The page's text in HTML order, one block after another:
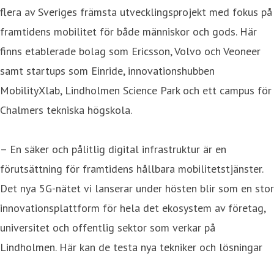
flera av Sveriges främsta utvecklingsprojekt med fokus på
framtidens mobilitet för både människor och gods. Här
finns etablerade bolag som Ericsson, Volvo och Veoneer
samt startups som Einride, innovationshubben
MobilityXlab, Lindholmen Science Park och ett campus för
Chalmers tekniska högskola.
– En säker och pålitlig digital infrastruktur är en
förutsättning för framtidens hållbara mobilitetstjänster.
Det nya 5G-nätet vi lanserar under hösten blir som en stor
innovationsplattform för hela det ekosystem av företag,
universitet och offentlig sektor som verkar på
Lindholmen. Här kan de testa nya tekniker och lösningar